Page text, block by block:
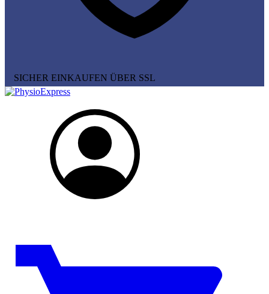
SICHER EINKAUFEN ÜBER SSL